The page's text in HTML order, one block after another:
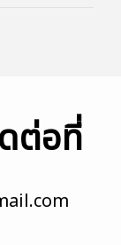
ต่อที่